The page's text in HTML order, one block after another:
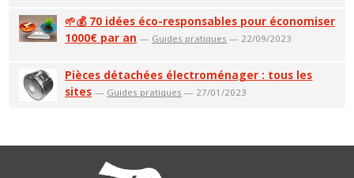
🌱💰 70 idées éco-responsables pour économiser
1000€ par an — Guides pratiques — 22/09/2023
Pièces détachées électroménager : tous les
sites — Guides pratiques — 27/01/2023